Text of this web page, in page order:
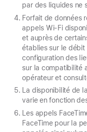
par des liquides ne
Forfait de données
appels Wi‑Fi
et auprès de
établies sur le débit
configuration des
sur la compatibilité
opérateur et
La disponibilité de
varie en fonction
Les appels
FaceTime pour la